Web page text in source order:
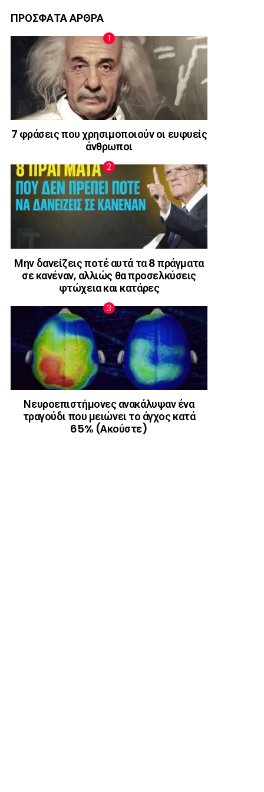
ΠΡΟΣΦΑΤΑ ΑΡΘΡΑ
7 φράσεις που χρησιμοποιούν οι ευφυείς
άνθρωποι
Μην δανείζεις ποτέ αυτά τα 8 πράγματα
σε κανέναν, αλλιώς θα προσελκύσεις
φτώχεια και κατάρες
Νευροεπιστήμονες ανακάλυψαν ένα
τραγούδι που μειώνει το άγχος κατά
65% (Ακούστε)